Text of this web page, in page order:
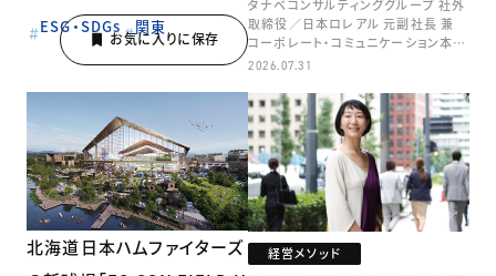
ESG・SDGs 関東
北海道日本ハムファイターズ
タナベコンサルティンググループ 社外
取締役／日本ロレアル 元副社長 兼
コーポレート・コミュニケーション本部
本部長／キャリアコンサルタント 井村
2026.07.31
経営メソッド